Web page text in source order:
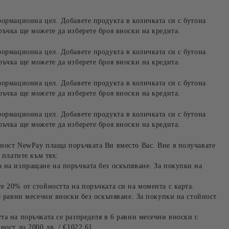
цел. Добавете продукта в количката си с бутона
ще можете да изберете броя вноски на кредита.
цел. Добавете продукта в количката си с бутона
ще можете да изберете броя вноски на кредита.
цел. Добавете продукта в количката си с бутона
ще можете да изберете броя вноски на кредита.
цел. Добавете продукта в количката си с бутона
ще можете да изберете броя вноски на кредита.
NewPay плаща поръчката Ви вместо Вас. Вие я получавате
към тях:
изпращане на поръчката без оскъпяване. За покупки на
20% от стойността на поръчката си на момента с карта.
равни месечни вноски без оскъпяване. За покупки на стойност
на поръчката се разпределя в 6 равни месечни вноски с
до 2000 лв. / €1022.61